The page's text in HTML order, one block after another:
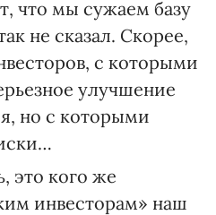
что мы сужаем базу
не сказал. Скорее,
с которыми
улучшение
но с которыми
это кого же
инвесторам» наш